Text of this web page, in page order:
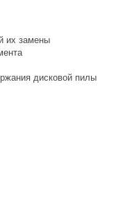
их замены
дисковой пилы